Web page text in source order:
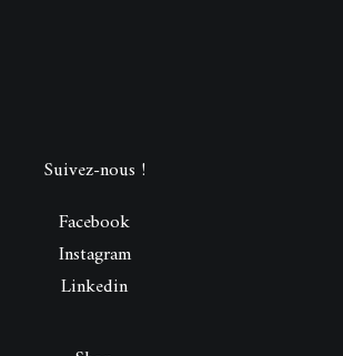
Suivez-nous !
Facebook
Instagram
Linkedin